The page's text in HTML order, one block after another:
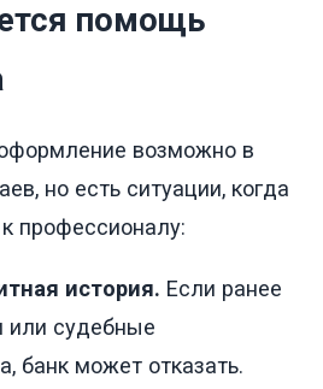
помощь
возможно в
но есть ситуации, когда
профессионалу:
история. Если ранее
или судебные
банк может отказать.